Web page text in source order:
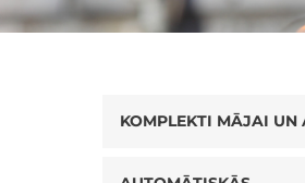
KOMPLEKTI MĀJAI UN